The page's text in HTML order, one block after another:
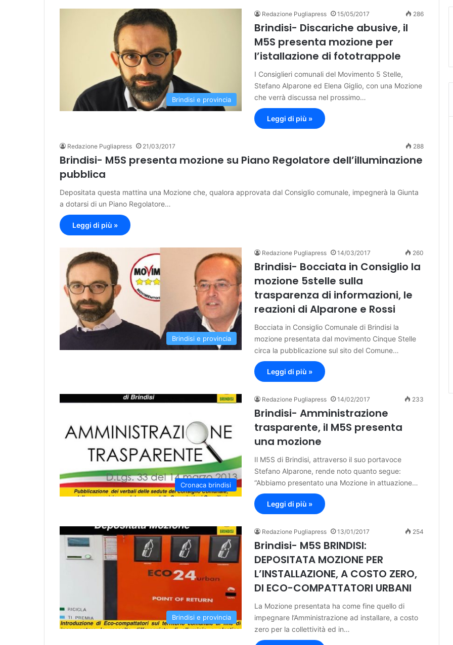
Brindisi e provincia
Redazione Pugliapress 15/05/2017 286
Brindisi- Discariche abusive, il
M5S presenta mozione per
l’istallazione di fototrappole
I Consiglieri comunali del Movimento 5 Stelle,
Stefano Alparone ed Elena Giglio, con una Mozione
che verrà discussa nel prossimo…
Leggi di più »
Redazione Pugliapress 21/03/2017 288
Brindisi- M5S presenta mozione su Piano Regolatore dell’illuminazione
pubblica
Depositata questa mattina una Mozione che, qualora approvata dal Consiglio comunale, impegnerà la Giunta
a dotarsi di un Piano Regolatore…
Leggi di più »
Brindisi e provincia
Redazione Pugliapress 14/03/2017 260
Brindisi- Bocciata in Consiglio la
mozione 5stelle sulla
trasparenza di informazioni, le
reazioni di Alparone e Rossi
Bocciata in Consiglio Comunale di Brindisi la
mozione presentata dal movimento Cinque Stelle
circa la pubblicazione sul sito del Comune…
Leggi di più »
Cronaca brindisi
Redazione Pugliapress 14/02/2017 233
Brindisi- Amministrazione
trasparente, il M5S presenta
una mozione
Il M5S di Brindisi, attraverso il suo portavoce
Stefano Alparone, rende noto quanto segue:
“Abbiamo presentato una Mozione in attuazione…
Leggi di più »
Brindisi e provincia
Redazione Pugliapress 13/01/2017 254
Brindisi- M5S BRINDISI:
DEPOSITATA MOZIONE PER
L’INSTALLAZIONE, A COSTO ZERO,
DI ECO-COMPATTATORI URBANI
La Mozione presentata ha come fine quello di
impegnare l’Amministrazione ad installare, a costo
zero per la collettività ed in…